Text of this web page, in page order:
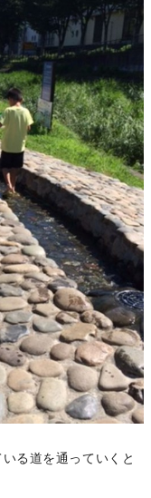
る道を通っていくと